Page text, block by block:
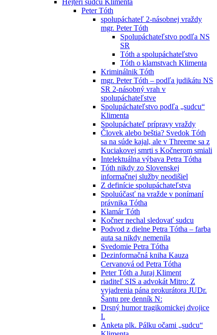
Peter Tóth
spolupáchateľ 2-násobnej vraždy
mgr. Peter Tóth
Spolupáchateľstvo podľa NS
SR
Tóth a spolupáchateľstvo
Tóth o klamstvach Klimenta
Kriminálnik Tóth
mgr. Peter Tóth – podľa judikátu NS
SR 2-násobný vrah v
spolupáchateľstve
Spolupáchateľstvo podľa „sudcu“
Klimenta
Spolupáchateľ prípravy vraždy
Človek alebo beštia? Svedok Tóth
sa na súde kajal, ale v Threeme sa z
Kuciakovej smrti s Kočnerom smiali
Intelektuálna výbava Petra Tótha
Tóth nikdy zo Slovenskej
informačnej služby neodišiel
Z definície spolupáchateľstva
Spoluúčasť na vražde v ponímaní
právnika Tótha
Klamár Tóth
Kočner nechal sledovať sudcu
Podvod z dielne Petra Tótha – farba
auta sa nikdy nemenila
Svedomie Petra Tótha
Dezinformačná kniha Kauza
Cervanová od Petra Tótha
Peter Tóth a Juraj Kliment
riaditeľ SIS a advokát Mitro: Z
vyjadrenia pána prokurátora JUDr.
Šantu pre denník N:
Drsný humor tragikomickej dvojice
I.
Anketa plk. Pálku očami „sudcu“